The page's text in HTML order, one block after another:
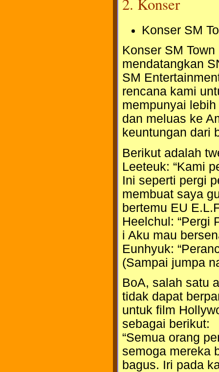
Konser SM
Konser SM
mendatangkan
SM
rencana kami
mempunyai
dan meluas ke
keuntungan dari
Berikut adalah
Leeteuk: “Kami
Ini seperti pergi
membuat saya
bertemu EU
Heelchul: “Pergi
i Aku mau
Eunhyuk:
(Sampai jumpa
BoA, salah satu
tidak dapat
untuk film
sebagai berikut:
“Semua orang
semoga mereka
bagus. Iri pada